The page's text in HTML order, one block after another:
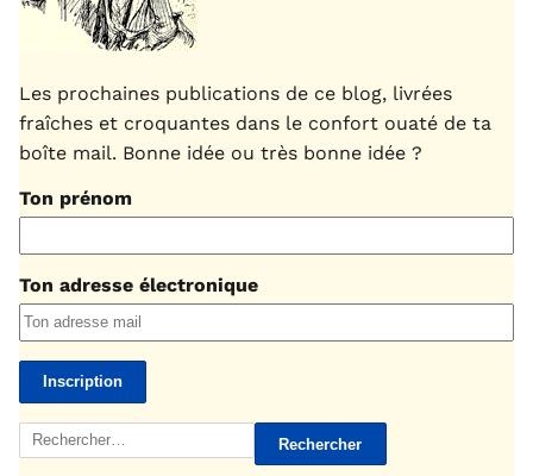
Les prochaines publications de ce blog, livrées
fraîches et croquantes dans le confort ouaté de ta
boîte mail. Bonne idée ou très bonne idée ?
Ton prénom
Ton adresse électronique
Rechercher :